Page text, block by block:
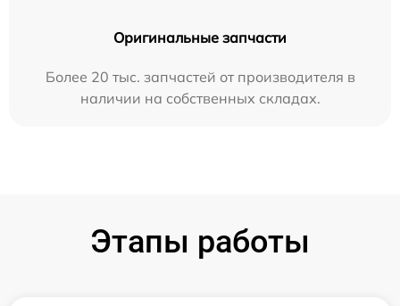
Оригинальные запчасти
Более 20 тыс. запчастей от производителя в
наличии на собственных складах.
Этапы работы